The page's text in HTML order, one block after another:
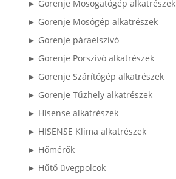
► Gorenje Mosogatógép alkatrészek
► Gorenje Mosógép alkatrészek
► Gorenje páraelszívó
► Gorenje Porszívó alkatrészek
► Gorenje Szárítógép alkatrészek
► Gorenje Tűzhely alkatrészek
► Hisense alkatrészek
► HISENSE Klíma alkatrészek
► Hőmérők
► Hűtő üvegpolcok